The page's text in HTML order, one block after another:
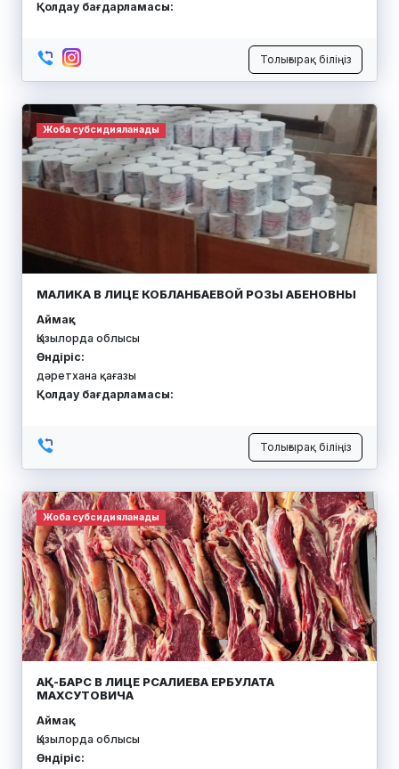
Қолдау бағдарламасы:
Толығырақ біліңіз
Жоба субсидияланады
МАЛИКА В ЛИЦЕ КОБЛАНБАЕВОЙ РОЗЫ АБЕНОВНЫ
Аймақ:
Қызылорда облысы
Өндіріс:
дәретхана қағазы
Қолдау бағдарламасы:
Толығырақ біліңіз
Жоба субсидияланады
АҚ-БАРС В ЛИЦЕ РСАЛИЕВА ЕРБУЛАТА
МАХСУТОВИЧА
Аймақ:
Қызылорда облысы
Өндіріс: